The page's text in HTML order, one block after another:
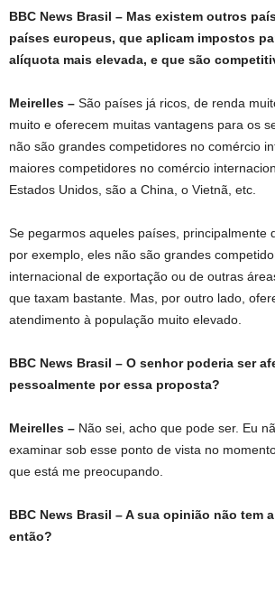
BBC News Brasil – Mas existem outros
países europeus, que aplicam impostos
alíquota mais elevada, e que são
Meirelles – São países já ricos, de renda
muito e oferecem muitas vantagens para os
não são grandes competidores no comércio
maiores competidores no comércio
Estados Unidos, são a China, o Vietnã, etc.
Se pegarmos aqueles países, principalmente
por exemplo, eles não são grandes
internacional de exportação ou de outras
que taxam bastante. Mas, por outro lado,
atendimento à população muito elevado.
BBC News Brasil – O senhor poderia ser
pessoalmente por essa proposta?
Meirelles – Não sei, acho que pode ser. Eu
examinar sob esse ponto de vista no
que está me preocupando.
BBC News Brasil – A sua opinião não tem
então?